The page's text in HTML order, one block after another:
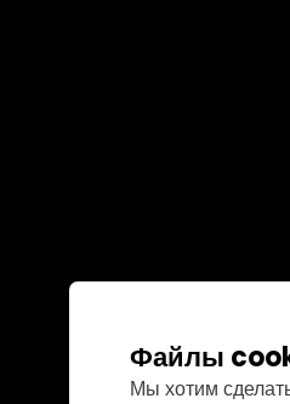
Файлы
Мы хотим